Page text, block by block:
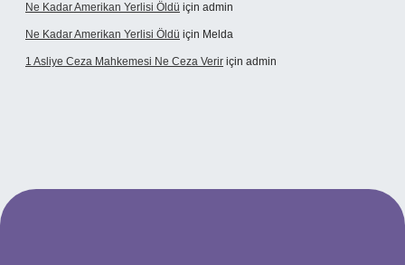
Ne Kadar Amerikan Yerlisi Öldü için admin
Ne Kadar Amerikan Yerlisi Öldü için Melda
1 Asliye Ceza Mahkemesi Ne Ceza Verir için admin